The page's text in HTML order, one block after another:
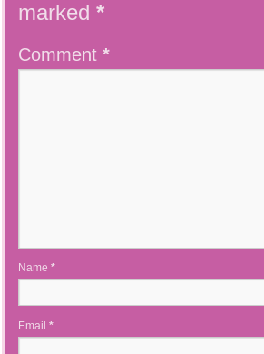
marked *
Comment *
Name *
Email *